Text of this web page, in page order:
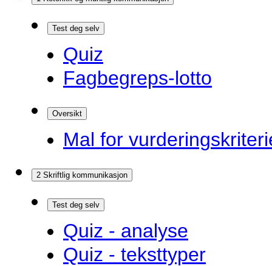
Test deg selv
Quiz
Fagbegreps-lotto
Oversikt
Mal for
2 Skriftlig kommunikasjon
Test deg selv
Quiz - analyse
Quiz - teksttyper